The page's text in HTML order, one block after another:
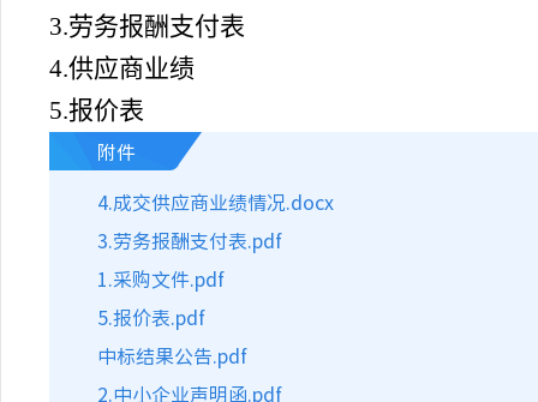
3.劳务报酬支付表
4.供应商业绩
5.报价表
附件
4.成交供应商业绩情况.docx
3.劳务报酬支付表.pdf
1.采购文件.pdf
5.报价表.pdf
中标结果公告.pdf
2.中小企业声明函.pdf